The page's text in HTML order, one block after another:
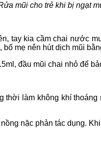
mũi cho trẻ khi bị ngạt
tay kia cầm chai nước
mẹ nên hút dịch mũi
đầu mũi chai nhỏ để
làm không khí
nặc phản tác dụng.